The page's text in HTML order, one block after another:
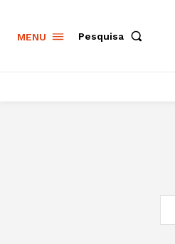
MENU Pesquisa